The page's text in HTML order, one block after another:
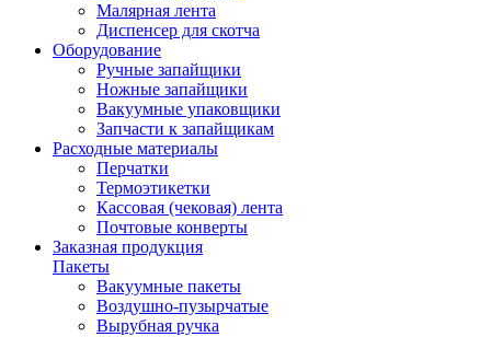
Малярная лента
Диспенсер для скотча
Оборудование
Ручные запайщики
Ножные запайщики
Вакуумные упаковщики
Запчасти к запайщикам
Расходные материалы
Перчатки
Термоэтикетки
Кассовая (чековая) лента
Почтовые конверты
Заказная продукция
Пакеты
Вакуумные пакеты
Воздушно-пузырчатые
Вырубная ручка